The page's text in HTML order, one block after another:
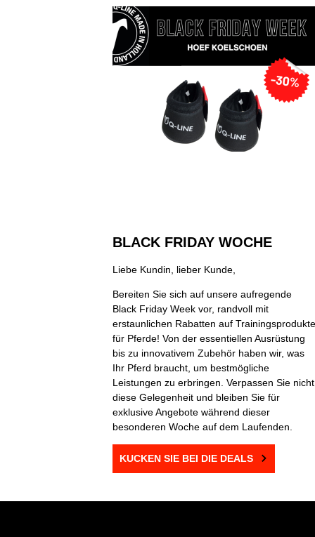
BLACK FRIDAY WOCHE
Liebe Kundin, lieber Kunde,
Bereiten Sie sich auf unsere aufregende
Black Friday Week vor, randvoll mit
erstaunlichen Rabatten auf Trainingsprodukte
für Pferde! Von der essentiellen Ausrüstung
bis zu innovativem Zubehör haben wir, was
Ihr Pferd braucht, um bestmögliche
Leistungen zu erbringen. Verpassen Sie nicht
diese Gelegenheit und bleiben Sie für
exklusive Angebote während dieser
besonderen Woche auf dem Laufenden.
KUCKEN SIE BEI DIE DEALS